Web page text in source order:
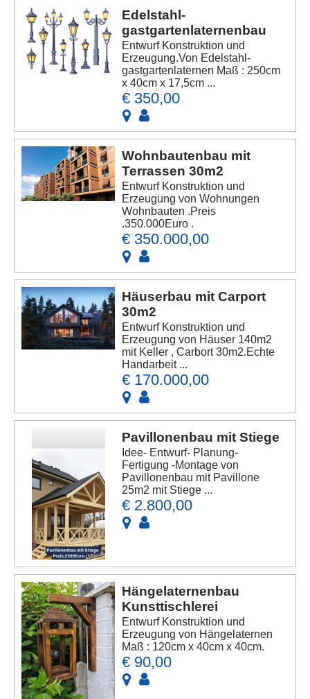
Edelstahl-
gastgartenlaternenbau
Entwurf Konstruktion und
Erzeugung.Von Edelstahl-
gastgartenlaternen Maß : 250cm
x 40cm x 17,5cm ...
€ 350,00
Wohnbautenbau mit
Terrassen 30m2
Entwurf Konstruktion und
Erzeugung von Wohnungen
Wohnbauten .Preis
.350.000Euro .
€ 350.000,00
Häuserbau mit Carport
30m2
Entwurf Konstruktion und
Erzeugung von Häuser 140m2
mit Keller , Carbort 30m2.Echte
Handarbeit ...
€ 170.000,00
Pavillonenbau mit Stiege
Idee- Entwurf- Planung-
Fertigung -Montage von
Pavillonenbau mit Pavillone
25m2 mit Stiege ...
€ 2.800,00
Hängelaternenbau
Kunsttischlerei
Entwurf Konstruktion und
Erzeugung von Hängelaternen
Maß : 120cm x 40cm x 40cm.
€ 90,00